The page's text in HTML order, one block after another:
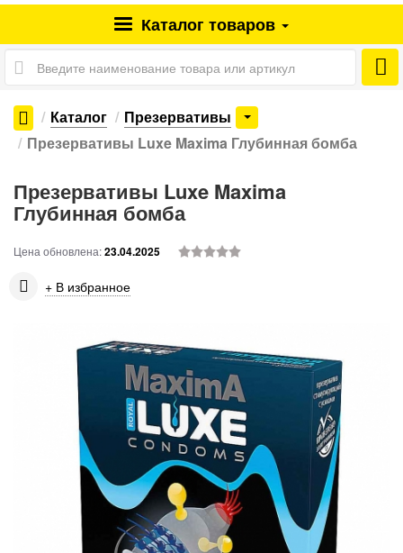
Каталог товаров
Каталог
Презервативы
Презервативы Luxe Maxima Глубинная бомба
Презервативы Luxe Maxima
Глубинная бомба
Цена обновлена:23.04.2025